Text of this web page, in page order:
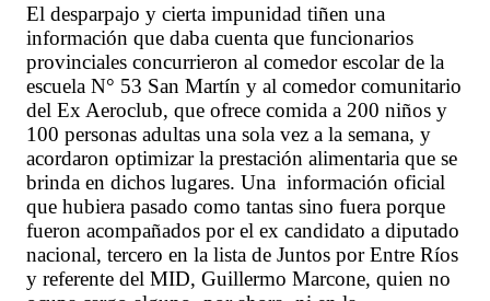
El desparpajo y cierta impunidad tiñen una
información que daba cuenta que funcionarios
provinciales concurrieron al comedor escolar de la
escuela N° 53 San Martín y al comedor comunitario
del Ex Aeroclub, que ofrece comida a 200 niños y
100 personas adultas una sola vez a la semana, y
acordaron optimizar la prestación alimentaria que se
brinda en dichos lugares. Una información oficial
que hubiera pasado como tantas sino fuera porque
fueron acompañados por el ex candidato a diputado
nacional, tercero en la lista de Juntos por Entre Ríos
y referente del MID, Guillermo Marcone, quien no